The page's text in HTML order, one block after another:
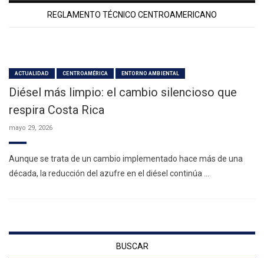
REGLAMENTO TÉCNICO CENTROAMERICANO
ACTUALIDAD CENTROAMÉRICA ENTORNO AMBIENTAL
Diésel más limpio: el cambio silencioso que
respira Costa Rica
mayo 29, 2026
Aunque se trata de un cambio implementado hace más de una
década, la reducción del azufre en el diésel continúa …
BUSCAR